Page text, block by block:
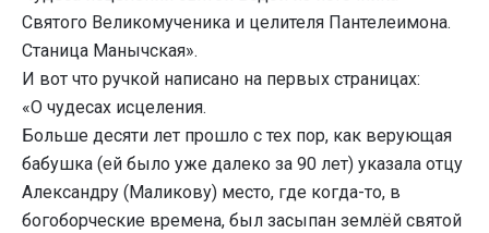
Святого Великомученика и целителя Пантелеимона.
Станица Манычская».
И вот что ручкой написано на первых страницах:
«О чудесах исцеления.
Больше десяти лет прошло с тех пор, как верующая
бабушка (ей было уже далеко за 90 лет) указала отцу
Александру (Маликову) место, где когда-то, в
богоборческие времена, был засыпан землёй святой